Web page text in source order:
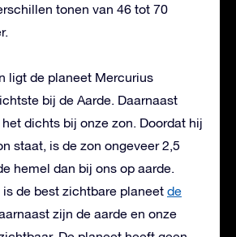
tonen van 46 tot 70
ligt de planeet Mercurius
bij de Aarde. Daarnaast
dichts bij onze zon. Doordat hij
staat, is de zon ongeveer 2,5
hemel dan bij ons op aarde.
de best zichtbare planeet de
zijn de aarde en onze